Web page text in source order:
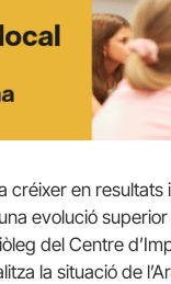
en resultats
evolució
del Centre
la situació de